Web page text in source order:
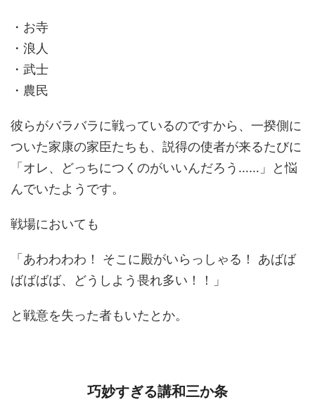
・お寺
・浪人
・武士
・農民
彼らがバラバラに戦っているのですから、一揆側に
ついた家康の家臣たちも、説得の使者が来るたびに
「オレ、どっちにつくのがいいんだろう……」と悩
んでいたようです。
戦場においても
「あわわわわ！ そこに殿がいらっしゃる！ あばば
ばばばば、どうしよう畏れ多い！！」
と戦意を失った者もいたとか。
巧妙すぎる講和三か条